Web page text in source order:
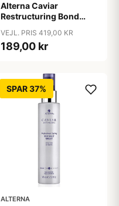
Alterna Caviar
Restructuring Bond
Protection Spray, 125 ml
VEJL. PRIS 419,00 KR
189,00 kr
SPAR 37%
ALTERNA